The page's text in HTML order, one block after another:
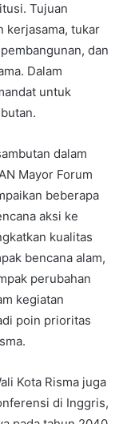
Tujuan
kerjasama, tukar
dan
Dalam
untuk
dalam
Mayor Forum
beberapa
aksi ke
kualitas
bencana alam,
perubahan
kegiatan
poin prioritas
Kota Risma juga
di Inggris,